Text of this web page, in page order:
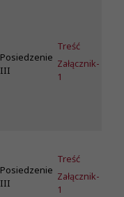
Posiedzenie
III
Treść
Załącznik-
1
Posiedzenie
III
Treść
Załącznik-
1